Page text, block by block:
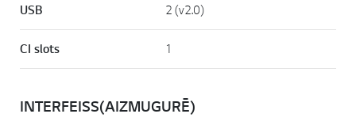
USB 2 (v2.0)
CI slots 1
INTERFEISS(AIZMUGURĒ)